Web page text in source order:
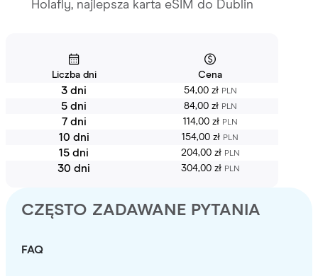
Holafly, najlepsza karta eSIM do Dublin
Liczba dni Cena
3 dni 54,00 zł PLN
5 dni 84,00 zł PLN
7 dni 114,00 zł PLN
10 dni 154,00 zł PLN
15 dni 204,00 zł PLN
30 dni 304,00 zł PLN
CZĘSTO ZADAWANE PYTANIA
FAQ